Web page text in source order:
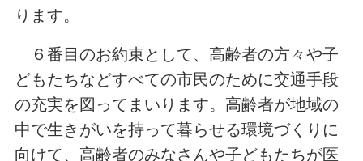
ります。
６番目のお約束として、高齢者の方々や子
どもたちなどすべての市民のために交通手段
の充実を図ってまいります。高齢者が地域の
中で生きがいを持って暮らせる環境づくりに
向けて、高齢者のみなさんや子どもたちが医